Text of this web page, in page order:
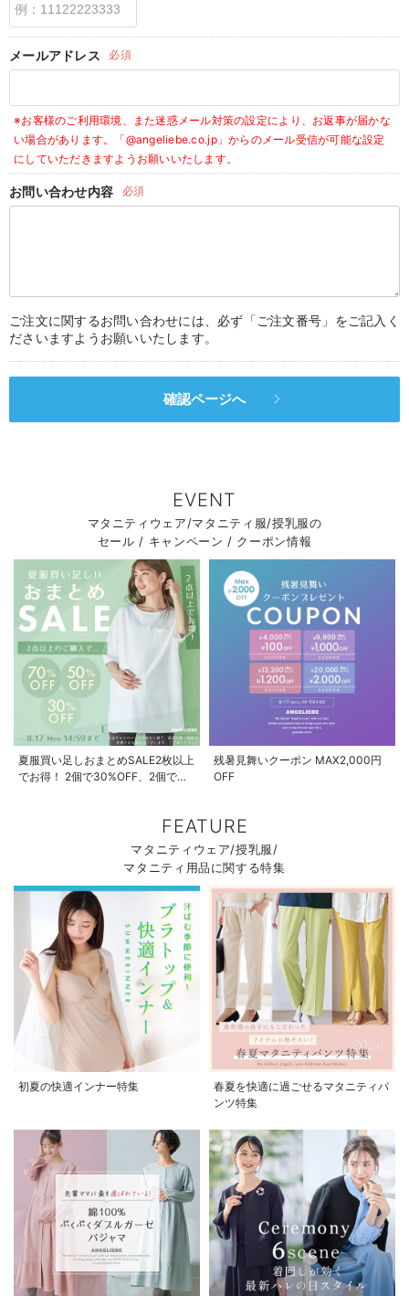
保育園・入園準備特集
入院準備の持ち物チェック
メールアドレス 必須
※お客様のご利用環境、また迷惑メール対策の設定により、お返事が届かな
い場合があります。
「@angeliebe.co.jp」からのメール受信が可能な設定
にしていただきますようお願いいたします。
お問い合わせ内容 必須
ご注文に関するお問い合わせには、必ず「ご注文番号」をご記入く
ださいますようお願いいたします。
確認ページへ
EVENT
マタニティウェア/マタニティ服/授乳服の
セール / キャンペーン / クーポン情報
夏服買い足しおまとめSALE2枚以上
でお得！ 2個で30%OFF、2個で
残暑見舞いクーポン MAX2,000円
OFF
FEATURE
マタニティウェア/授乳服/
マタニティ用品に関する特集
初夏の快適インナー特集
春夏を快適に過ごせるマタニティパ
ンツ特集